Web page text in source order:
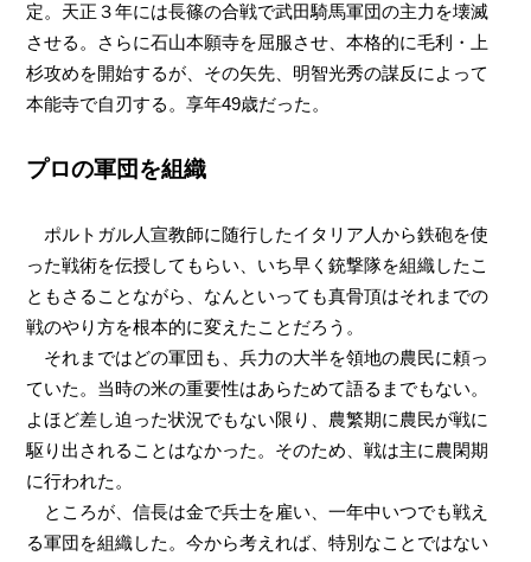
定。天正３年には長篠の合戦で武田騎馬軍団の主力を壊滅
させる。さらに石山本願寺を屈服させ、本格的に毛利・上
杉攻めを開始するが、その矢先、明智光秀の謀反によって
本能寺で自刃する。享年49歳だった。
プロの軍団を組織
ポルトガル人宣教師に随行したイタリア人から鉄砲を使
った戦術を伝授してもらい、いち早く銃撃隊を組織したこ
ともさることながら、なんといっても真骨頂はそれまでの
戦のやり方を根本的に変えたことだろう。
それまではどの軍団も、兵力の大半を領地の農民に頼っ
ていた。当時の米の重要性はあらためて語るまでもない。
よほど差し迫った状況でもない限り、農繁期に農民が戦に
駆り出されることはなかった。そのため、戦は主に農閑期
に行われた。
ところが、信長は金で兵士を雇い、一年中いつでも戦え
る軍団を組織した。今から考えれば、特別なことではない